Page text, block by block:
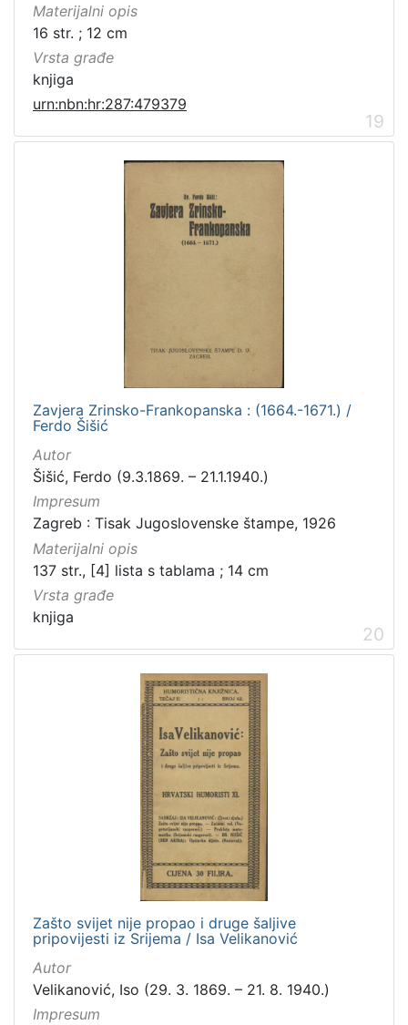
Materijalni opis
16 str. ; 12 cm
Vrsta građe
knjiga
urn:nbn:hr:287:479379
19
Zavjera Zrinsko-Frankopanska : (1664.-1671.) /
Ferdo Šišić
Autor
Šišić, Ferdo (9.3.1869. – 21.1.1940.)
Impresum
Zagreb : Tisak Jugoslovenske štampe, 1926
Materijalni opis
137 str., [4] lista s tablama ; 14 cm
Vrsta građe
knjiga
20
Zašto svijet nije propao i druge šaljive
pripovijesti iz Srijema / Isa Velikanović
Autor
Velikanović, Iso (29. 3. 1869. – 21. 8. 1940.)
Impresum